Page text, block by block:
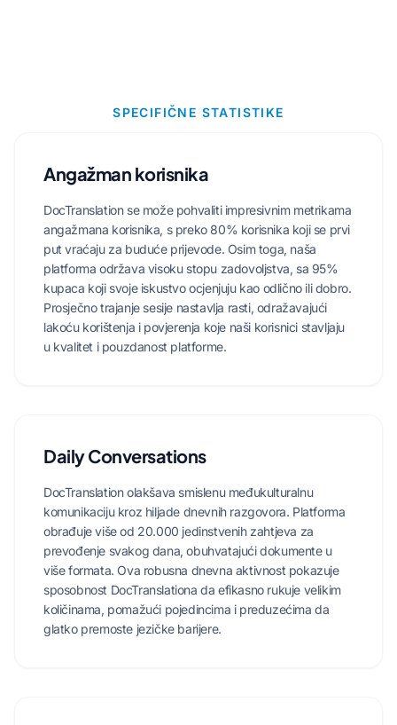
SPECIFIČNE STATISTIKE
Angažman korisnika
DocTranslation se može pohvaliti impresivnim metrikama
angažmana korisnika, s preko 80% korisnika koji se prvi
put vraćaju za buduće prijevode. Osim toga, naša
platforma održava visoku stopu zadovoljstva, sa 95%
kupaca koji svoje iskustvo ocjenjuju kao odlično ili dobro.
Prosječno trajanje sesije nastavlja rasti, odražavajući
lakoću korištenja i povjerenja koje naši korisnici stavljaju
u kvalitet i pouzdanost platforme.
Daily Conversations
DocTranslation olakšava smislenu međukulturalnu
komunikaciju kroz hiljade dnevnih razgovora. Platforma
obrađuje više od 20.000 jedinstvenih zahtjeva za
prevođenje svakog dana, obuhvatajući dokumente u
više formata. Ova robusna dnevna aktivnost pokazuje
sposobnost DocTranslationa da efikasno rukuje velikim
količinama, pomažući pojedincima i preduzećima da
glatko premoste jezičke barijere.